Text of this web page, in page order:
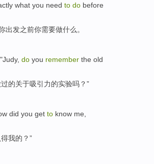
what you need to do before
出发之前你需要做什么 。
, "Judy, do you remember the old
过的关于吸引力的实验吗？”
did you get to know me,
我的？”